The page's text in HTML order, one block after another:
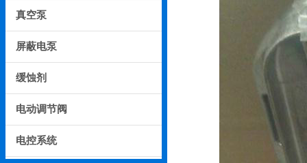
真空泵
屏蔽电泵
缓蚀剂
电动调节阀
电控系统